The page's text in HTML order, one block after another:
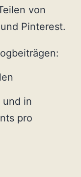
von
Pinterest.
und in
pro